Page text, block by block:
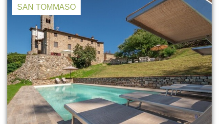
SAN TOMMASO